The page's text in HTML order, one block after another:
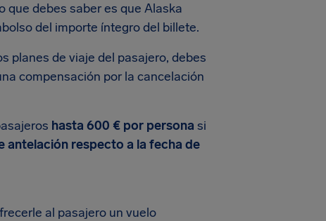
que debes saber es que Alaska
del importe íntegro del billete.
planes de viaje del pasajero, debes
compensación por la cancelación
hasta 600 € por persona si
antelación respecto a la fecha de
al pasajero un vuelo